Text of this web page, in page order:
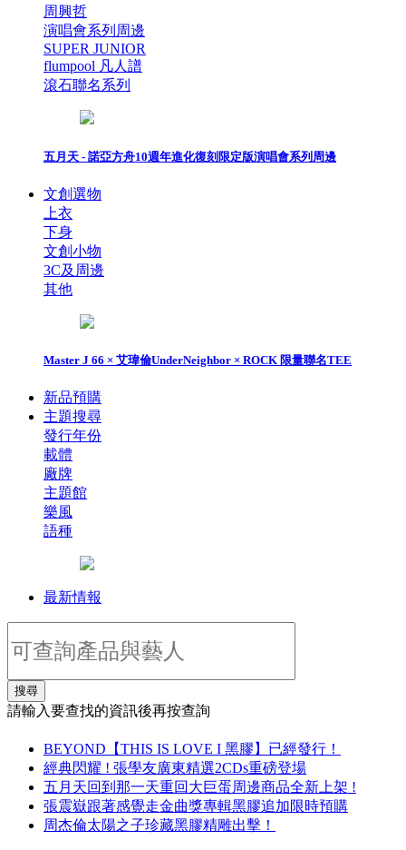
周興哲
演唱會系列周邊
SUPER JUNIOR
flumpool 凡人譜
滾石聯名系列
五月天 - 諾亞方舟10週年進化復刻限定版演唱會系列周邊
文創選物
上衣
下身
文創小物
3C及周邊
其他
Master J 66 × 艾瑋倫UnderNeighbor × ROCK 限量聯名TEE
新品預購
主題搜尋
發行年份
載體
廠牌
主題館
樂風
語種
最新情報
搜尋
請輸入要查找的資訊後再按查詢
BEYOND【THIS IS LOVE I 黑膠】已經發行！
經典閃耀 ! 張學友廣東精選2CDs重磅登場
五月天回到那一天重回大巨蛋周邊商品全新上架 !
張震嶽跟著感覺走金曲獎專輯黑膠追加限時預購
周杰倫太陽之子珍藏黑膠精雕出擊！